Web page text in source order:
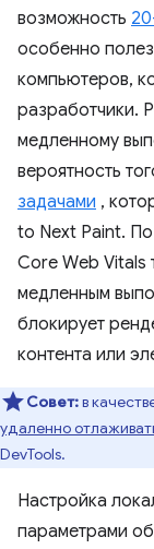
возможность
особенно
компьютеров,
разработчики.
медленному
вероятность
задачами ,
to Next Paint. По
Core Web Vitals
медленным
блокирует
контента или
Совет:в
удаленно
DevTools.
Настройка
параметрами